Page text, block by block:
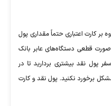
بر کارت اعتباری حتماً مقداری پول
قطعی دستگاه‌های عابر بانک
پول نقد بیشتری بردارید تا در
برخورد نکنید. پول نقد و کارت